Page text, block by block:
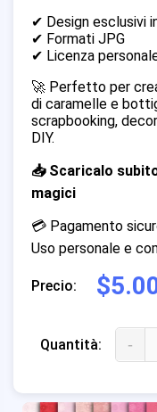
✔ Design esclusivi
✔ Formati JPG
✔ Licenza
🚀 Perfetto per
di caramelle e
scrapbooking,
DIY.
📥 Scaricalo
magici
💳 Pagamento
Uso personale e
Precio:
Quantità: -